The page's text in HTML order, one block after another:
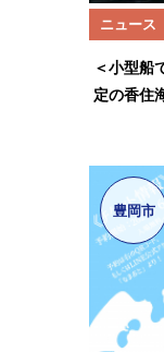
ニュース
＜小型船
定の香住
豊岡市